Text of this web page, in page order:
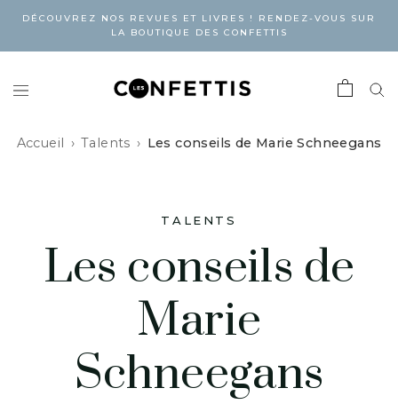
DÉCOUVREZ NOS REVUES ET LIVRES ! RENDEZ-VOUS SUR
LA BOUTIQUE DES CONFETTIS
Accueil Talents Les conseils de Marie Schneegans
TALENTS
Les conseils de
Marie
Schneegans